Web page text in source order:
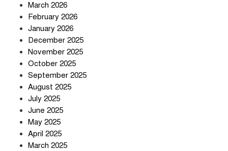
March 2026
February 2026
January 2026
December 2025
November 2025
October 2025
September 2025
August 2025
July 2025
June 2025
May 2025
April 2025
March 2025